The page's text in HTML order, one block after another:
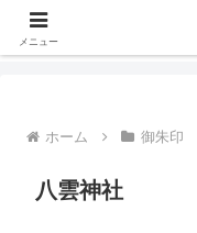
ジャンルを問わず管理人の気
ホーム 御朱印
八雲神社
メニュー